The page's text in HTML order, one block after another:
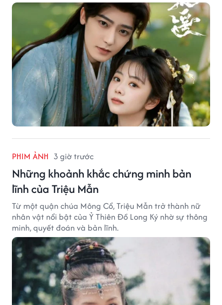
PHIM ẢNH 3 giờ trước
Những khoảnh khắc chứng minh bản
lĩnh của Triệu Mẫn
Từ một quận chúa Mông Cổ, Triệu Mẫn trở thành nữ
nhân vật nổi bật của Ỷ Thiên Đồ Long Ký nhờ sự thông
minh, quyết đoán và bản lĩnh.